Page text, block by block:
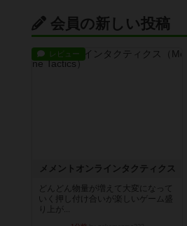
会員の新しい投稿
レビュー
メメントオンラインタクティクス
どんどん物量が増えて大変になって
いく押し付け合いが楽しいゲーム盛
り上が...